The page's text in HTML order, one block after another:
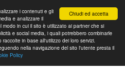
Chiudi ed accetta
i contenuti e gli
e analizzare il
in cui il sito è utilizzato ai partner che si
e social media, i quali potrebbero combinarle
in base all'utilizzo dei loro servizi.
nella navigazione del sito l'utente presta il
Policy